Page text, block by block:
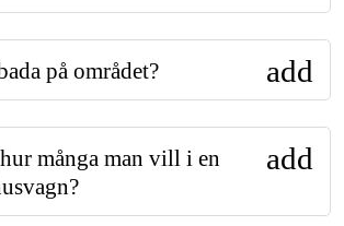
på området? add
många man vill i en
add